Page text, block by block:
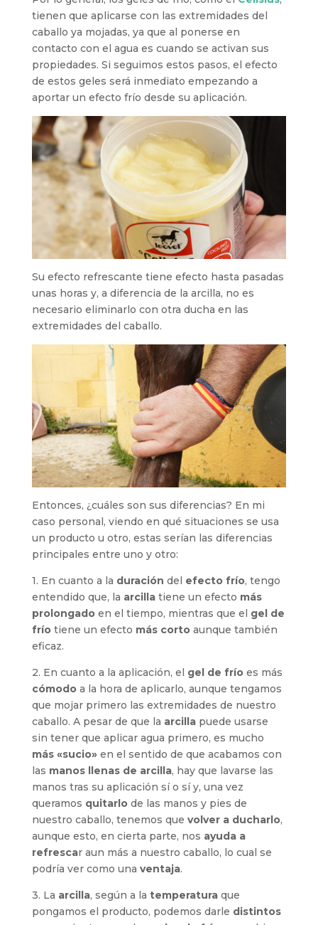
tienen que aplicarse con las extremidades del
caballo ya mojadas, ya que al ponerse en
contacto con el agua es cuando se activan sus
propiedades. Si seguimos estos pasos, el efecto
de estos geles será inmediato empezando a
aportar un efecto frío desde su aplicación.
Su efecto refrescante tiene efecto hasta pasadas
unas horas y, a diferencia de la arcilla, no es
necesario eliminarlo con otra ducha en las
extremidades del caballo.
Entonces, ¿cuáles son sus diferencias? En mi
caso personal, viendo en qué situaciones se usa
un producto u otro, estas serían las diferencias
principales entre uno y otro:
1. En cuanto a la duración del efecto frío, tengo
entendido que, la arcilla tiene un efecto más
prolongadoen el tiempo, mientras que el gel de
fríotiene un efecto más cortoaunque también
eficaz.
2. En cuanto a la aplicación, el gel de frío es más
cómodoa la hora de aplicarlo, aunque tengamos
que mojar primero las extremidades de nuestro
caballo. A pesar de que la arcillapuede usarse
sin tener que aplicar agua primero, es mucho
más «sucio»en el sentido de que acabamos con
las manos llenas de arcilla, hay que lavarse las
manos tras su aplicación sí o sí y, una vez
queramos quitarlode las manos y pies de
nuestro caballo, tenemos que volver a ducharlo,
aunque esto, en cierta parte, nos ayuda a
refrescar aun más a nuestro caballo, lo cual se
podría ver como una ventaja.
3. La arcilla, según a la temperaturaque
pongamos el producto, podemos darle distintos